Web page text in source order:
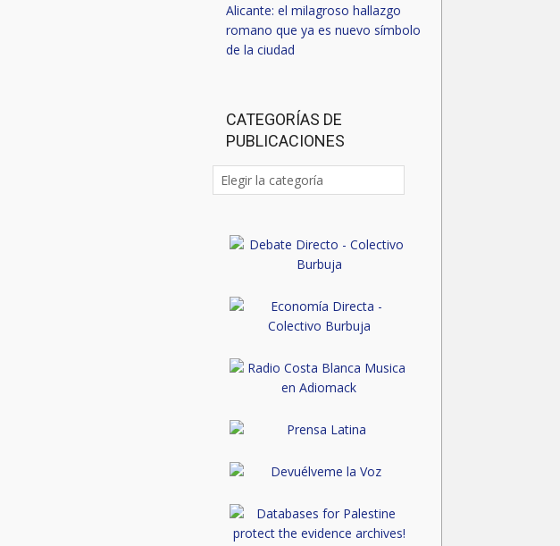
Alicante: el milagroso hallazgo
romano que ya es nuevo símbolo
de la ciudad
CATEGORÍAS DE
PUBLICACIONES
Categorías
de